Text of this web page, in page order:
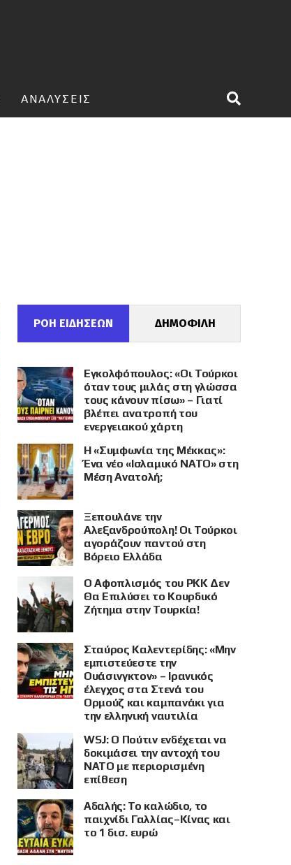
ΑΝΑΛΥΣΕΙΣ
ΡΟΗ ΕΙΔΗΣΕΩΝ ΔΗΜΟΦΙΛΗ
Εγκολφόπουλος: «Οι Τούρκοι
όταν τους μιλάς στη γλώσσα
τους κάνουν πίσω» – Γιατί
βλέπει ανατροπή του
ενεργειακού χάρτη
Η «Συμφωνία της Μέκκας»:
Ένα νέο «Ισλαμικό ΝΑΤΟ» στη
Μέση Ανατολή;
Ξεπουλάνε την
Αλεξανδρούπολη! Οι Τούρκοι
αγοράζουν παντού στη
Βόρειο Ελλάδα
Ο Αφοπλισμός του PKK Δεν
Θα Επιλύσει το Κουρδικό
Ζήτημα στην Τουρκία!
Σταύρος Καλεντερίδης: «Μην
εμπιστεύεστε την
Ουάσινγκτον» – Ιρανικός
έλεγχος στα Στενά του
Ορμούζ και καμπανάκι για
την ελληνική ναυτιλία
WSJ: Ο Πούτιν ενδέχεται να
δοκιμάσει την αντοχή του
ΝΑΤΟ με περιορισμένη
επίθεση
Αδαλής: Το καλώδιο, το
παιχνίδι Γαλλίας–Κίνας και
το 1 δισ. ευρώ